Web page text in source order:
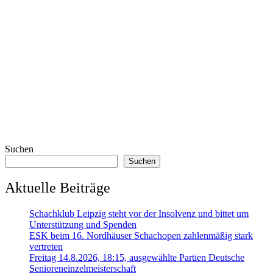
Suchen
Suchen
Aktuelle Beiträge
Schachklub Leipzig steht vor der Insolvenz und bittet um
Unterstützung und Spenden
ESK beim 16. Nordhäuser Schachopen zahlenmäßig stark
vertreten
Freitag 14.8.2026, 18:15, ausgewählte Partien Deutsche
Senioreneinzelmeisterschaft